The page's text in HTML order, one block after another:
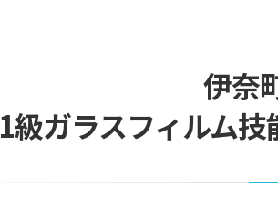
伊奈
1級ガラスフィルム